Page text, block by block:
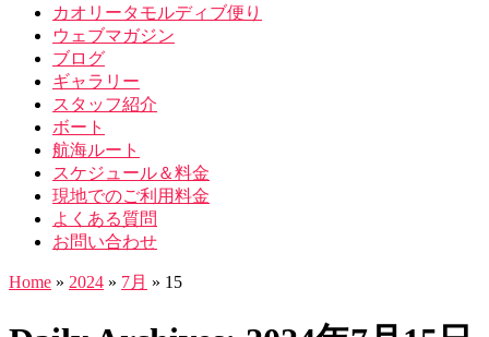
カオリータモルディブ便り
ウェブマガジン
ブログ
ギャラリー
スタッフ紹介
ボート
航海ルート
スケジュール＆料金
現地でのご利用料金
よくある質問
お問い合わせ
Home » 2024 » 7月 » 15